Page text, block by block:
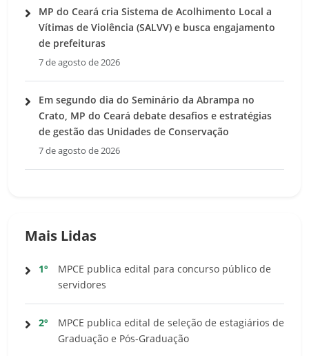
MP do Ceará cria Sistema de Acolhimento Local a
Vítimas de Violência (SALVV) e busca engajamento
de prefeituras
7 de agosto de 2026
Em segundo dia do Seminário da Abrampa no
Crato, MP do Ceará debate desafios e estratégias
de gestão das Unidades de Conservação
7 de agosto de 2026
Mais Lidas
1º
MPCE publica edital para concurso público de
servidores
2º
MPCE publica edital de seleção de estagiários de
Graduação e Pós-Graduação